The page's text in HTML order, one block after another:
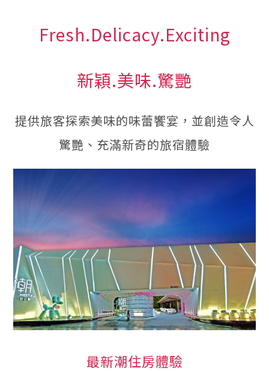
Fresh.Delicacy.Exciting
新穎.美味.驚艷
提供旅客探索美味的味蕾饗宴，並創造令人
驚艷、充滿新奇的旅宿體驗
最新潮住房體驗